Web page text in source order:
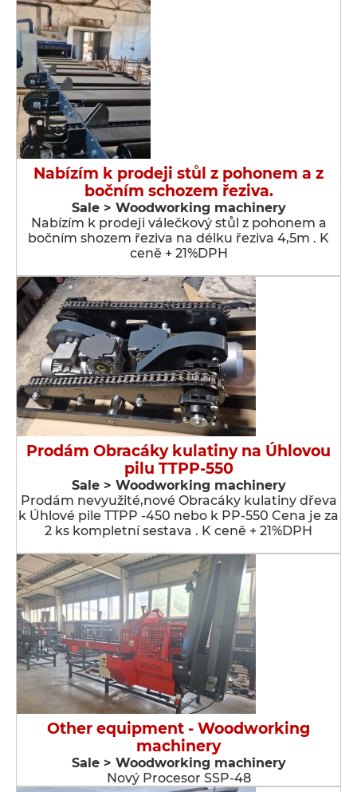
Nabízím k prodeji stůl z pohonem a z
bočním schozem řeziva.
Sale > Woodworking machinery
Nabízím k prodeji válečkový stůl z pohonem a
bočním shozem řeziva na délku řeziva 4,5m . K
ceně + 21%DPH
Prodám Obracáky kulatiny na Úhlovou
pilu TTPP-550
Sale > Woodworking machinery
Prodám nevyužité,nové Obracáky kulatiny dřeva
k Úhlové pile TTPP -450 nebo k PP-550 Cena je za
2 ks kompletní sestava . K ceně + 21%DPH
Other equipment - Woodworking
machinery
Sale > Woodworking machinery
Nový Procesor SSP-48